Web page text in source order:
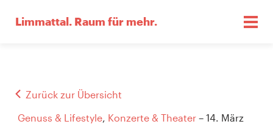
Limmattal. Raum für mehr.
Zurück zur Übersicht
Genuss & Lifestyle, Konzerte & Theater – 14. März